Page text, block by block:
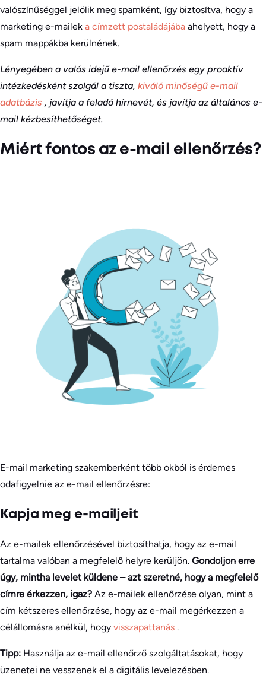
valószínűséggel jelölik meg spamként, így biztosítva, hogy a
marketing e-mailek a címzett postaládájába ahelyett, hogy a
spam mappákba kerülnének.
Lényegében a valós idejű e-mail ellenőrzés egy proaktív
intézkedésként szolgál a tiszta, kiváló minőségű e-mail
adatbázis , javítja a feladó hírnevét, és javítja az általános e-
mail kézbesíthetőséget.
Miért fontos az e-mail ellenőrzés?
E-mail marketing szakemberként több okból is érdemes
odafigyelnie az e-mail ellenőrzésre:
Kapja meg e-mailjeit
Az e-mailek ellenőrzésével biztosíthatja, hogy az e-mail
tartalma valóban a megfelelő helyre kerüljön. Gondoljon erre
úgy, mintha levelet küldene – azt szeretné, hogy a megfelelő
címre érkezzen, igaz? Az e-mailek ellenőrzése olyan, mint a
cím kétszeres ellenőrzése, hogy az e-mail megérkezzen a
célállomásra anélkül, hogy visszapattanás .
Tipp: Használja az e-mail ellenőrző szolgáltatásokat, hogy
üzenetei ne vesszenek el a digitális levelezésben.